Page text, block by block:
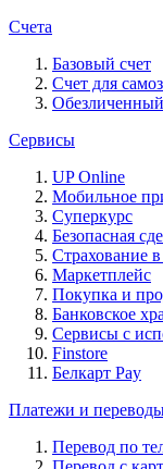
Счета
Базовый счет
Счет для
Сервисы
UP Online
Мобильное
Суперкурс
Безопасная
Страхование
Маркетплейс
Покупка и
Банковское
Сервисы с
Finstore
Белкарт Pay
Платежи и
Перевод по